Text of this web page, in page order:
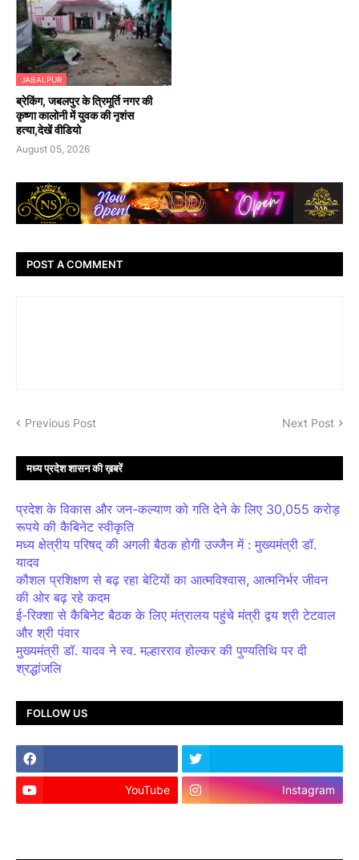
JABALPUR
ब्रेकिंग, जबलपुर के त्रिमूर्ति नगर की
कृष्णा कालोनी में युवक की नृशंस
हत्या,देखें वीडियो
August 05, 2026
POST A COMMENT
Previous Post Next Post
मध्य प्रदेश शासन की ख़बरें
प्रदेश के विकास और जन-कल्याण को गति देने के लिए 30,055 करोड़
रूपये की कैबिनेट स्वीकृति
मध्य क्षेत्रीय परिषद् की अगली बैठक होगी उज्जैन में : मुख्यमंत्री डॉ.
यादव
कौशल प्रशिक्षण से बढ़ रहा बेटियों का आत्मविश्वास, आत्मनिर्भर जीवन
की ओर बढ़ रहे कदम
ई-रिक्शा से कैबिनेट बैठक के लिए मंत्रालय पहुंचे मंत्री द्वय श्री टेटवाल
और श्री पंवार
मुख्यमंत्री डॉ. यादव ने स्व. मल्हारराव होल्कर की पुण्यतिथि पर दी
श्रद्धांजलि
FOLLOW US
YouTube Instagram